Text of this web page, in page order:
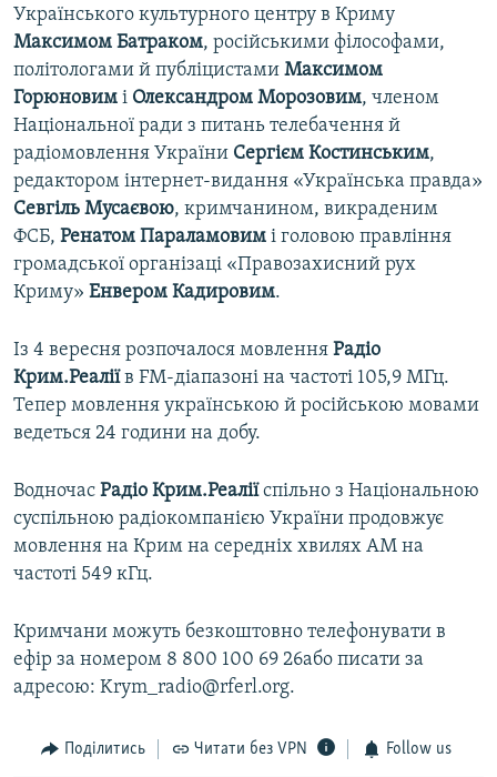
Українського культурного центру в Криму
Максимом Батраком, російськими філософами,
політологами й публіцистами Максимом
Горюновим і Олександром Морозовим, членом
Національної ради з питань телебачення й
радіомовлення України Сергієм Костинським,
редактором інтернет-видання «Українська правда»
Севгіль Мусаєвою, кримчанином, викраденим
ФСБ, Ренатом Параламовим і головою правління
громадської організаці «Правозахисний рух
Криму» Енвером Кадировим.
Із 4 вересня розпочалося мовлення Радіо
Крим.Реаліїв FM-діапазоні на частоті 105,9 МГц.
Тепер мовлення українською й російською мовами
ведеться 24 години на добу.
Водночас Радіо Крим.Реаліїспільно з Національною
суспільною радіокомпанією України продовжує
мовлення на Крим на середніх хвилях АМ на
частоті 549 кГц.
Кримчани можуть безкоштовно телефонувати в
ефір за номером 8 800 100 69 26або писати за
адресою: Krym_radio@rferl.org.
Поділитись Читати без VPN Follow us